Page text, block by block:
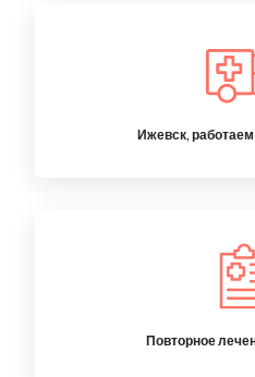
Ижевск, работаем
Повторное